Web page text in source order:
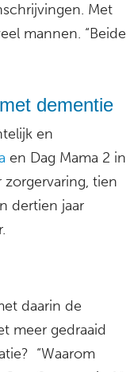
Met
mannen. “Beide
dementie
en
en Dag Mama 2 in
tien
dertien jaar
daarin de
meer gedraaid
“Waarom